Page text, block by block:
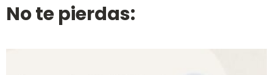
No te pierdas: